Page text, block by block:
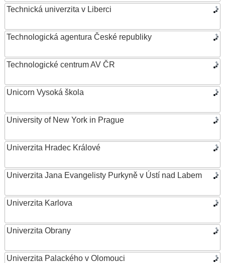
Technická univerzita v Liberci
Technologická agentura České republiky
Technologické centrum AV ČR
Unicorn Vysoká škola
University of New York in Prague
Univerzita Hradec Králové
Univerzita Jana Evangelisty Purkyně v Ústí nad Labem
Univerzita Karlova
Univerzita Obrany
Univerzita Palackého v Olomouci